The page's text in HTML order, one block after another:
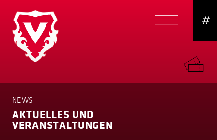
#
NEWS
AKTUELLES UND
VERANSTAL­TUNGEN